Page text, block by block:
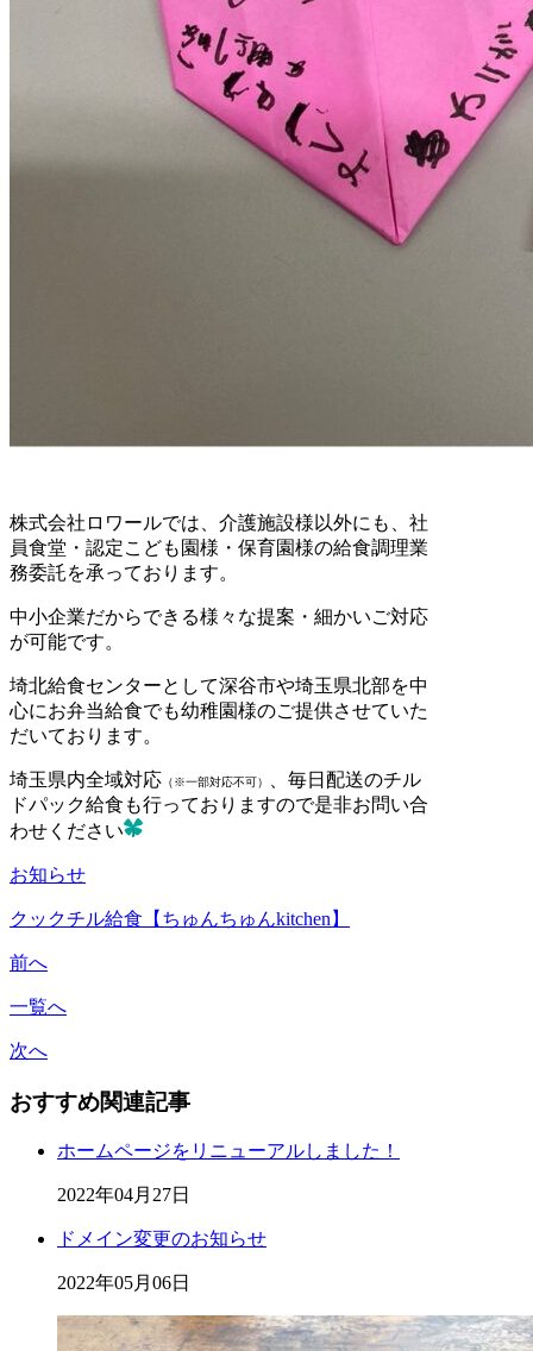
株式会社ロワールでは、介護施設様以外にも、社
員食堂・認定こども園様・保育園様の給食調理業
務委託を承っております。
中小企業だからできる様々な提案・細かいご対応
が可能です。
埼北給食センターとして深谷市や埼玉県北部を中
心にお弁当給食でも幼稚園様のご提供させていた
だいております。
埼玉県内全域対応 （※一部対応不可）
、毎日配送のチル
ドパック給食も行っておりますので是非お問い合
わせください
お知らせ
クックチル給食【ちゅんちゅんkitchen】
前へ
一覧へ
次へ
おすすめ関連記事
ホームページをリニューアルしました！
2022年04月27日
ドメイン変更のお知らせ
2022年05月06日